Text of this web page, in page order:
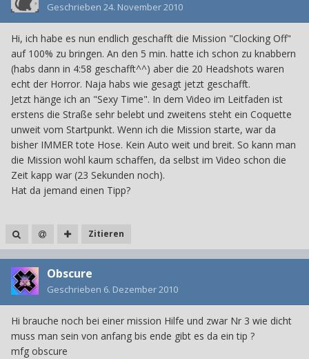
Geschrieben 24. November 2010
Hi, ich habe es nun endlich geschafft die Mission "Clocking Off"
auf 100% zu bringen. An den 5 min. hatte ich schon zu knabbern
(habs dann in 4:58 geschafft^^) aber die 20 Headshots waren
echt der Horror. Naja habs wie gesagt jetzt geschafft.
Jetzt hänge ich an "Sexy Time". In dem Video im Leitfaden ist
erstens die Straße sehr belebt und zweitens steht ein Coquette
unweit vom Startpunkt. Wenn ich die Mission starte, war da
bisher IMMER tote Hose. Kein Auto weit und breit. So kann man
die Mission wohl kaum schaffen, da selbst im Video schon die
Zeit kapp war (23 Sekunden noch).
Hat da jemand einen Tipp?
Zitieren
Obscure
Geschrieben 6. Dezember 2010
Hi brauche noch bei einer mission Hilfe und zwar Nr 3 wie dicht
muss man sein von anfang bis ende gibt es da ein tip ?
mfg obscure